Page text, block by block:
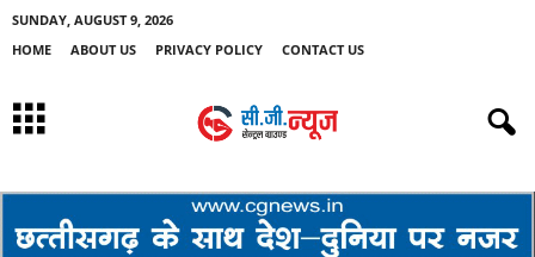
SUNDAY, AUGUST 9, 2026
HOME
ABOUT US PRIVACY POLICY CONTACT US